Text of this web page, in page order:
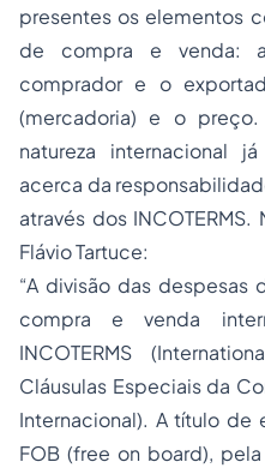
presentes os elementos
de compra e venda:
comprador e o
(mercadoria) e o
natureza internacional
acerca da
através dos
Flávio Tartuce:
“A divisão das despesas
compra e venda
INCOTERMS
Cláusulas Especiais da
Internacional). A título de
FOB (free on board),